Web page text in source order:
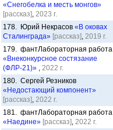
«Снегобелка и месть монгов»
[рассказ], 2023 г.
178. Юрий Некрасов «В оковах
Сталинграда» [рассказ], 2019 г.
179. фантЛабораторная работа
«Внеконкурсное состязание
(ФЛР-21)» , 2022 г.
180. Сергей Резников
«Недостающий компонент»
[рассказ], 2022 г.
181. фантЛабораторная работа
«Наедине» [рассказ], 2022 г.